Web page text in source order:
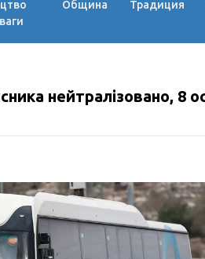
Община Традиция
нейтралізовано, 8